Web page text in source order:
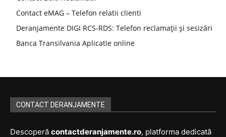
Contact eMAG – Telefon relatii clienti
Deranjamente DIGI RCS-RDS: Telefon reclamații și sesizări
Banca Transilvania Aplicatie online
CONTACT DERANJAMENTE
Descoperă contactderanjamente.ro, platforma dedicată